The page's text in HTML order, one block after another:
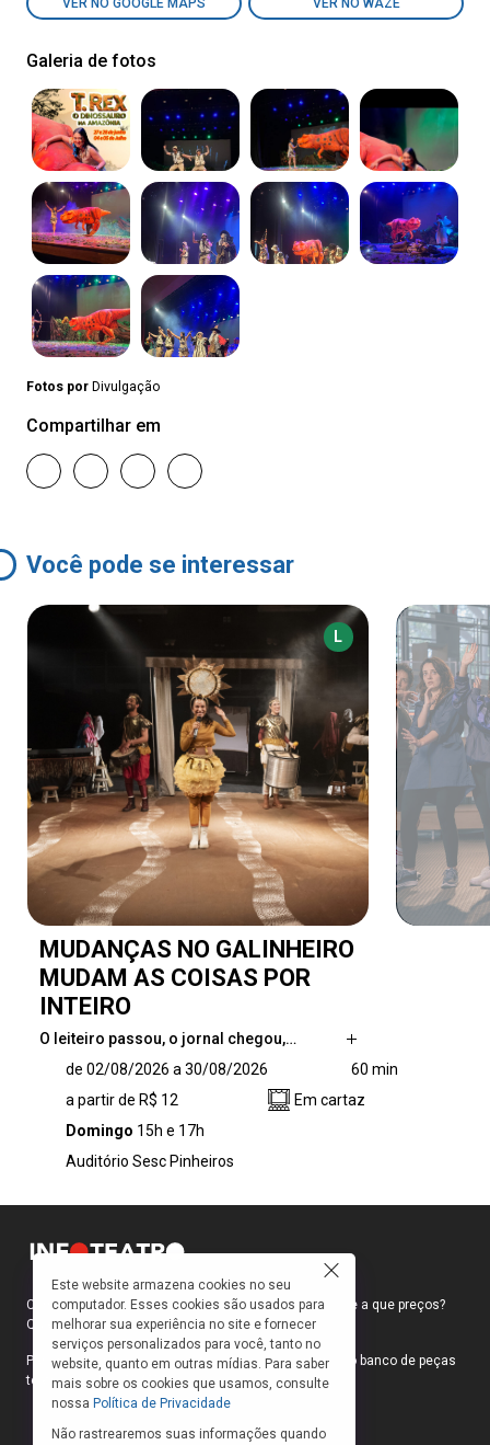
VER NO GOOGLE MAPS VER NO WAZE
Galeria de fotos
Fotos por Divulgação
Compartilhar em
Você pode se interessar
L
MUDANÇAS NO GALINHEIRO
MUDAM AS COISAS POR
INTEIRO
O leiteiro passou, o jornal chegou,…
nasceu, o galo cantou, os pintinhos foram
para escola e a galinha cuidou da casa, veio a
noite e a Lua cruzou o céu. No dia seguinte
Chelala e livremente inspirado na obra de
Sylvia Orthof, esse espetáculo para toda a
família ilustra a importância das mudanças e
o impacto que elas podem ter em nossas
vidas.
de 02/08/2026 a 30/08/2026
60 min
a partir de R$ 12
Em cartaz
Domingo 15h e 17h
Auditório Sesc Pinheiros
Como faço para ir ao teatro? Onde compro ingressos e a que preços?
Quais peças estão em cartaz?
Para responder a essas e outras perguntas, criamos o banco de peças
teatrais do INFOTEATRO.
Este website armazena cookies no seu
computador. Esses cookies são usados para
melhorar sua experiência no site e fornecer
serviços personalizados para você, tanto no
website, quanto em outras mídias. Para saber
mais sobre os cookies que usamos, consulte
nossa Política de Privacidade
Não rastrearemos suas informações quando